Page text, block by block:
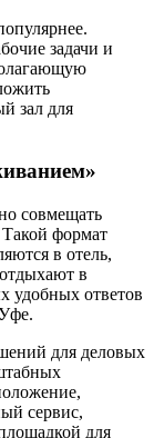
задачи и
зал для
совмещать
формат
в отель,
в
удобных ответов
для деловых
сервис,
для